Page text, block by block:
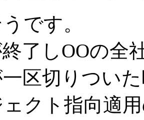
です。
了しOOの全
区切りつい
クト指向適